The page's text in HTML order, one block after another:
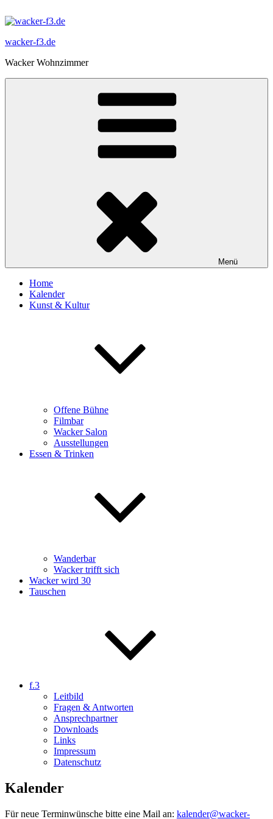
Inhalt
wacker-f3.de
Wacker Wohnzimmer
Menü
Home
Kalender
Kunst & Kultur
Offene Bühne
Filmbar
Wacker Salon
Ausstellungen
Essen & Trinken
Wanderbar
Wacker trifft sich
Wacker wird 30
Tauschen
f.3
Leitbild
Fragen & Antworten
Ansprechpartner
Downloads
Links
Impressum
Datenschutz
Kalender
Für neue Terminwünsche bitte eine Mail an: kalender@wacker-